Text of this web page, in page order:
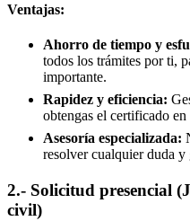
Ventajas:
Ahorro de tiempo y
todos los trámites por ti,
importante.
Rapidez y eficiencia:
obtengas el certificado
Asesoría especializada:
resolver cualquier duda y
2.- Solicitud presencial
civil)